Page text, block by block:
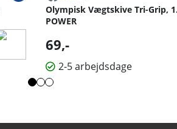
Olympisk Vægtskive Tri-Grip,
POWER
69,-
2-5 arbejdsdage